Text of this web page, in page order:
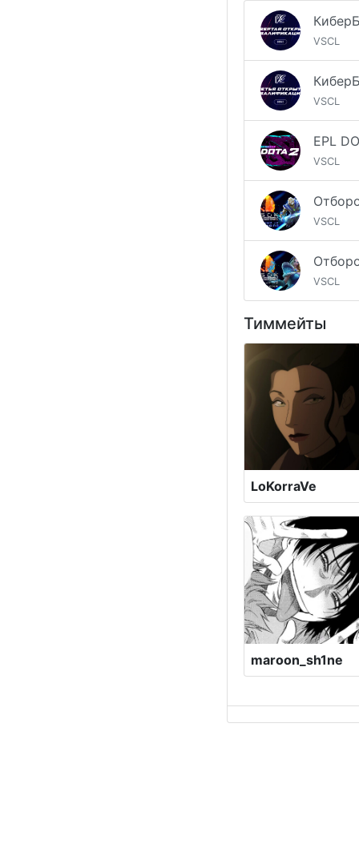
VSCL
VSCL
EPL
VSCL
VSCL
VSCL
Тиммейты
LoKorraVe
maroon_sh1ne